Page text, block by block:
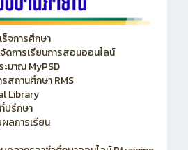
ร็จการศึกษา
ดการเรียนการสอนออนไลน์
มาณ MyPSD
ถานศึกษา RMS
Library
ปรึกษา
ลการเรียน